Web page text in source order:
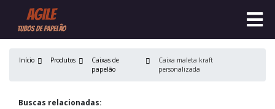
Início Produtos
Caixas de
papelão
Caixa maleta kraft
personalizada
Buscas relacionadas: